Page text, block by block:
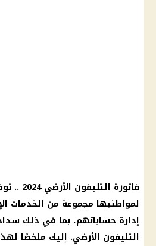
فاتورة
لمواطنيها مجموعة من الخدمات
إدارة حساباتهم، بما في ذلك
التليفون الأرضي. إليك ملخصًا